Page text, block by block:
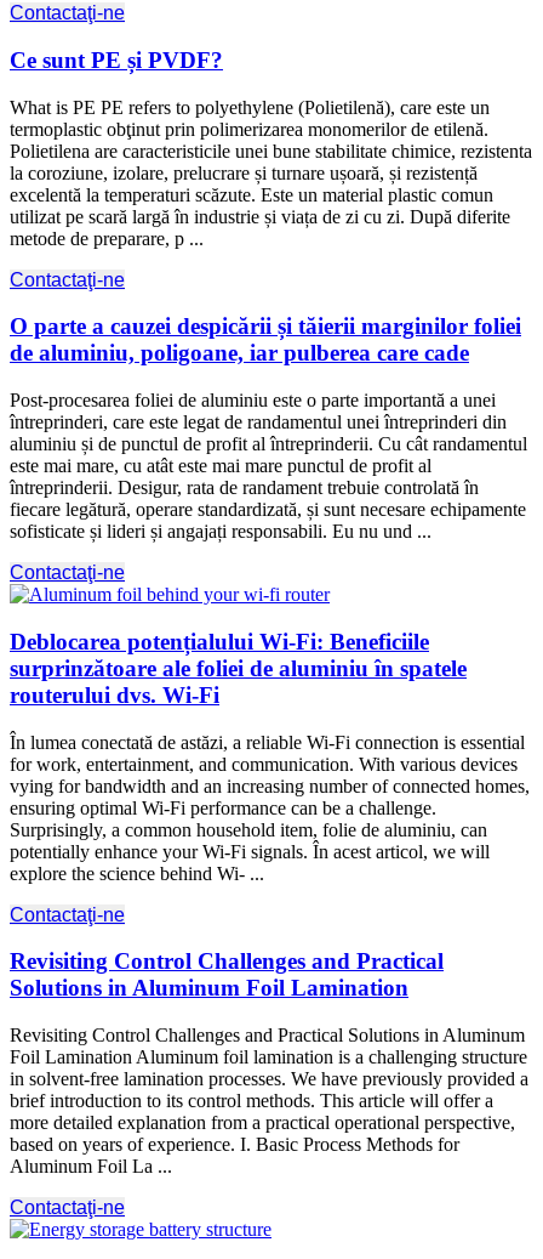
Contactaţi-ne
Ce sunt PE și PVDF?
What is PE PE refers to polyethylene (Polietilenă), care este un
termoplastic obţinut prin polimerizarea monomerilor de etilenă.
Polietilena are caracteristicile unei bune stabilitate chimice, rezistenta
la coroziune, izolare, prelucrare și turnare ușoară, și rezistență
excelentă la temperaturi scăzute. Este un material plastic comun
utilizat pe scară largă în industrie și viața de zi cu zi. După diferite
metode de preparare, p ...
Contactaţi-ne
O parte a cauzei despicării și tăierii marginilor foliei
de aluminiu, poligoane, iar pulberea care cade
Post-procesarea foliei de aluminiu este o parte importantă a unei
întreprinderi, care este legat de randamentul unei întreprinderi din
aluminiu și de punctul de profit al întreprinderii. Cu cât randamentul
este mai mare, cu atât este mai mare punctul de profit al
întreprinderii. Desigur, rata de randament trebuie controlată în
fiecare legătură, operare standardizată, și sunt necesare echipamente
sofisticate și lideri și angajați responsabili. Eu nu und ...
Contactaţi-ne
Deblocarea potențialului Wi-Fi: Beneficiile
surprinzătoare ale foliei de aluminiu în spatele
routerului dvs. Wi-Fi
În lumea conectată de astăzi, a reliable Wi-Fi connection is essential
for work, entertainment, and communication. With various devices
vying for bandwidth and an increasing number of connected homes,
ensuring optimal Wi-Fi performance can be a challenge.
Surprisingly, a common household item, folie de aluminiu, can
potentially enhance your Wi-Fi signals. În acest articol, we will
explore the science behind Wi- ...
Contactaţi-ne
Revisiting Control Challenges and Practical
Solutions in Aluminum Foil Lamination
Revisiting Control Challenges and Practical Solutions in Aluminum
Foil Lamination Aluminum foil lamination is a challenging structure
in solvent-free lamination processes. We have previously provided a
brief introduction to its control methods. This article will offer a
more detailed explanation from a practical operational perspective,
based on years of experience. I. Basic Process Methods for
Aluminum Foil La ...
Contactaţi-ne